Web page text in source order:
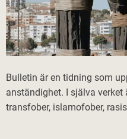
Bulletin är en tidning som
anständighet. I själva
transfober, islamofober,